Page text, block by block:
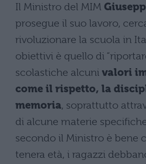
Il Ministro del MIM
prosegue il suo lavoro,
rivoluzionare la scuola in
obiettivi è quello di
scolastiche alcuni valori
come il rispetto, la
memoria, soprattutto
di alcune materie
secondo il Ministro è bene
tenera età, i ragazzi